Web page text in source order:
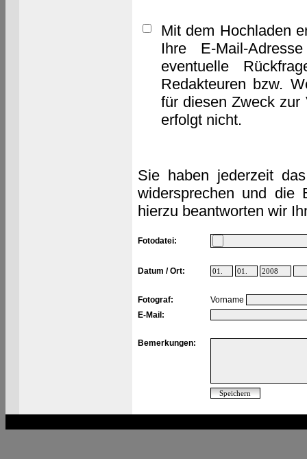
Mit dem Hochladen
Ihre E-Mail-
eventuelle
Redakteuren bzw.
für diesen Zweck zur
erfolgt nicht.
Sie haben jederzeit
widersprechen und die
hierzu beantworten wir
Fotodatei:
Datum / Ort:
Fotograf:
Vorname
E-Mail:
Bemerkungen: